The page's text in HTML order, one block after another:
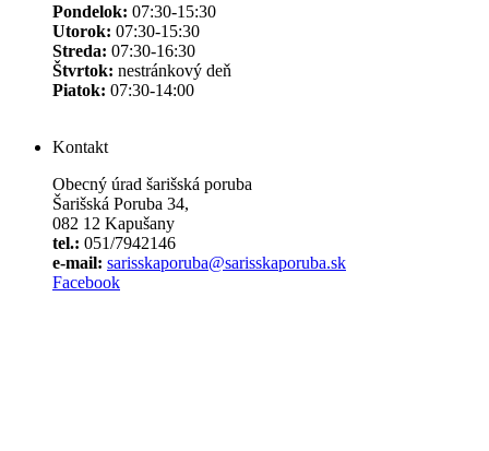
Pondelok: 07:30-15:30
Utorok: 07:30-15:30
Streda: 07:30-16:30
Štvrtok: nestránkový deň
Piatok: 07:30-14:00
Kontakt
Obecný úrad šarišská poruba
Šarišská Poruba 34,
082 12 Kapušany
tel.: 051/7942146
e-mail: sarisskaporuba@sarisskaporuba.sk
Facebook